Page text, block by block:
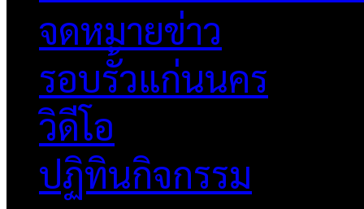
จดหมายข่าว
รอบรั้วแก่นนคร
วิดีโอ
ปฏิทินกิจกรรม